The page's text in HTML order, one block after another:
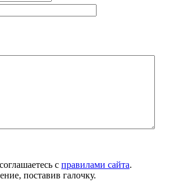
с правилами сайта.
поставив галочку.